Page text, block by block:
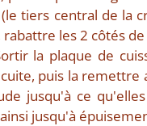
tiers central de la
les 2 côtés
la plaque de
puis la remettre
jusqu'à ce
jusqu'à